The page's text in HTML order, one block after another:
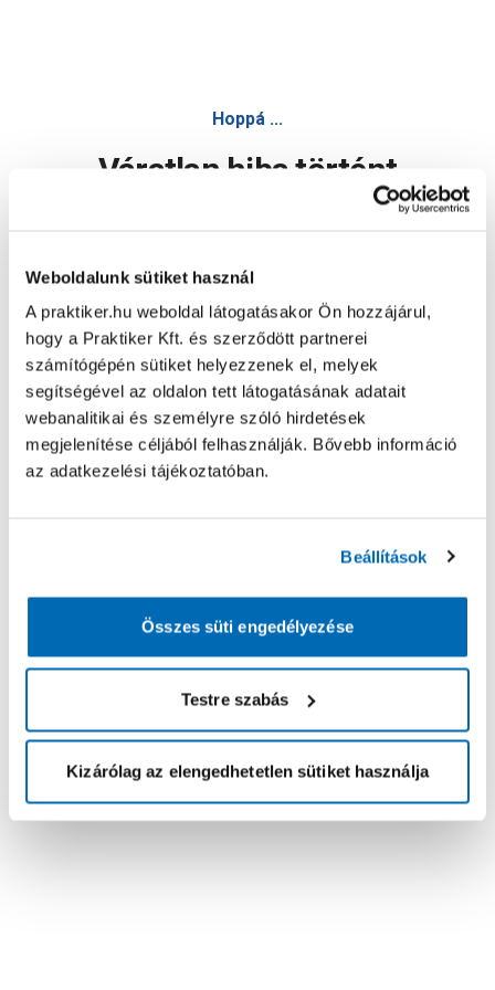
Weboldalunk sütiket használ
A praktiker.hu weboldal látogatásakor Ön hozzájárul,
hogy a Praktiker Kft. és szerződött partnerei
számítógépén sütiket helyezzenek el, melyek
segítségével az oldalon tett látogatásának adatait
webanalitikai és személyre szóló hirdetések
megjelenítése céljából felhasználják. Bővebb információ
az adatkezelési tájékoztatóban.
Beállítások
Összes süti engedélyezése
Testre szabás
Kizárólag az elengedhetetlen sütiket használja
Hoppá ...
Váratlan hiba történt
Oldal újratöltése